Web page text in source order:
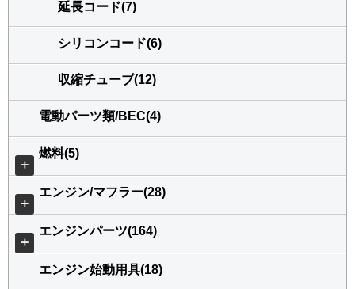
延長コード(7)
シリコンコード(6)
収縮チューブ(12)
電動パーツ類/BEC(4)
＋
燃料(5)
＋
エンジン/マフラー(28)
＋
エンジンパーツ(164)
エンジン始動用具(18)